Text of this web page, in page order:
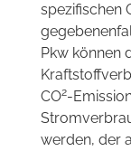
spezifischen
Pkw können
CO2-
werden, der